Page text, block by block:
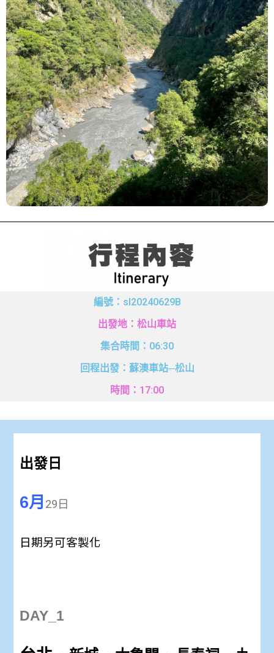
編號：sl20240629B
出發地：松山車站
集合時間：06:30
回程出發：蘇澳車站─松山
時間：17:00
出發日
6月 29日
日期另可客製化
DAY_1